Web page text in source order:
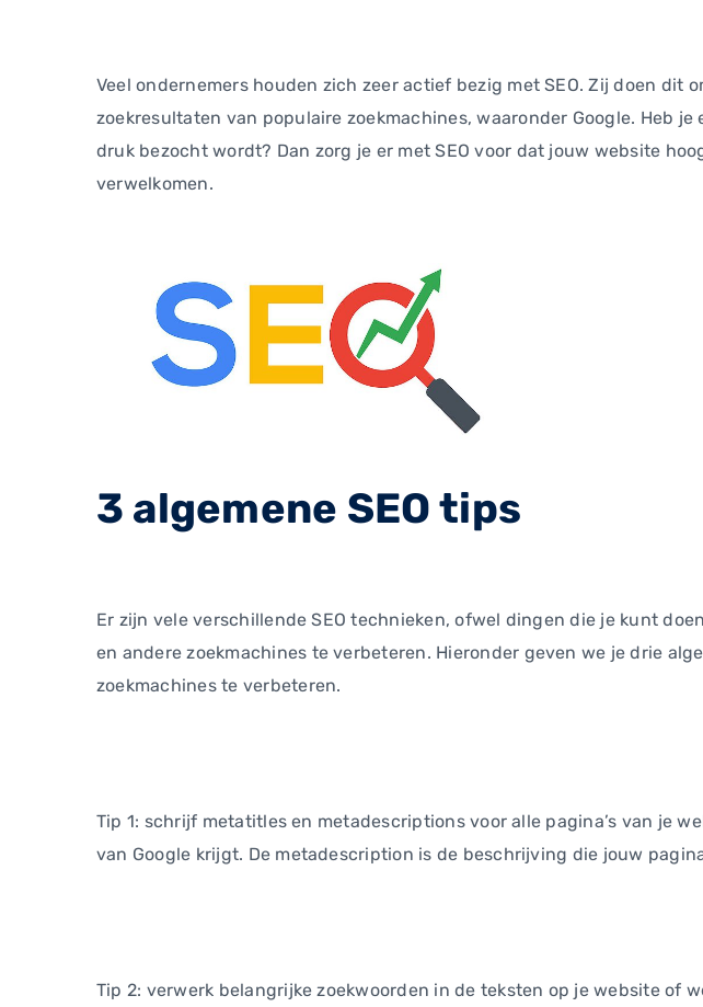
Veel ondernemers houden zich zeer actief bezig met SEO. Zij doen
zoekresultaten van populaire zoekmachines, waaronder Google. Heb
druk bezocht wordt? Dan zorg je er met SEO voor dat jouw website
verwelkomen.
3 algemene SEO tips
Er zijn vele verschillende SEO technieken, ofwel dingen die je kunt
en andere zoekmachines te verbeteren. Hieronder geven we je drie
zoekmachines te verbeteren.
Tip 1: schrijf metatitles en metadescriptions voor alle pagina’s van je
van Google krijgt. De metadescription is de beschrijving die jouw
Tip 2: verwerk belangrijke zoekwoorden in de teksten op je website of